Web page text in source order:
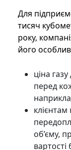
Для
тисяч
року,
його
ціна
перед
об’єму,